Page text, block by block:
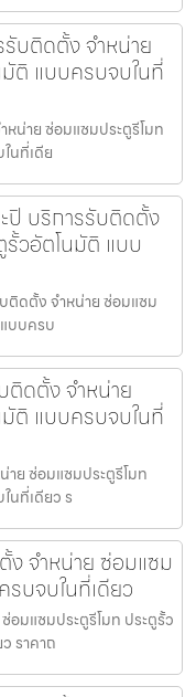
บติดตั้ง จำหน่าย
ติ แบบครบจบในที่
น่าย ซ่อมแซมประตูรีโมท
นที่เดีย
ปิ บริการรับติดตั้ง
วอัตโนมัติ แบบ
ติดตั้ง จำหน่าย ซ่อมแซม
บบครบ
ติดตั้ง จำหน่าย
ติ แบบครบจบในที่
ย ซ่อมแซมประตูรีโมท
นที่เดียว ร
จำหน่าย ซ่อมแซม
บจบในที่เดียว
อมแซมประตูรีโมท ประตูรั้ว
ราคาถ